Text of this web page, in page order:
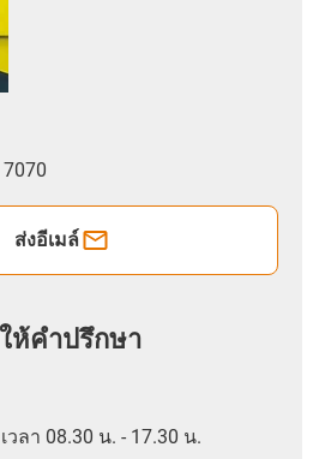
ส่งอีเมล์
ห้คำปรึกษา
ลา 08.30 น. - 17.30 น.